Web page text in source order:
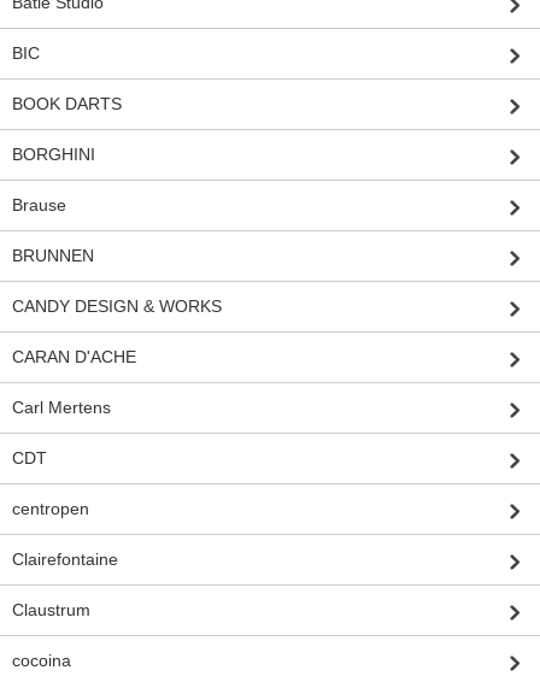
BIC
BOOK DARTS
BORGHINI
Brause
BRUNNEN
CANDY DESIGN & WORKS
CARAN D'ACHE
Carl Mertens
CDT
centropen
Clairefontaine
Claustrum
cocoina